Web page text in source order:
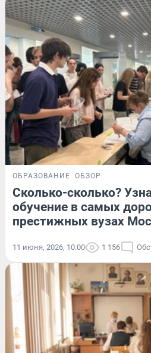
ОБРАЗОВАНИЕ ОБЗОР
Сколько-сколько?
обучение в самых
престижных вузах
11 июня, 2026, 10:00 1 156